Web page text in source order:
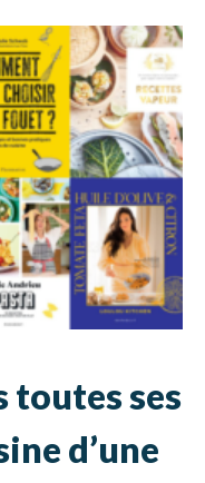
toutes ses
d’une